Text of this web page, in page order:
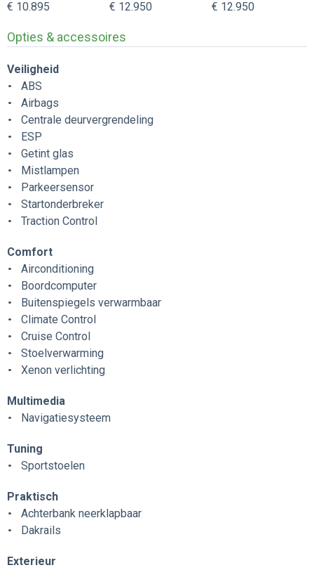
€ 10.895 € 12.950 € 12.950
Opties & accessoires
Veiligheid
ABS
Airbags
Centrale deurvergrendeling
ESP
Getint glas
Mistlampen
Parkeersensor
Startonderbreker
Traction Control
Comfort
Airconditioning
Boordcomputer
Buitenspiegels verwarmbaar
Climate Control
Cruise Control
Stoelverwarming
Xenon verlichting
Multimedia
Navigatiesysteem
Tuning
Sportstoelen
Praktisch
Achterbank neerklapbaar
Dakrails
Exterieur